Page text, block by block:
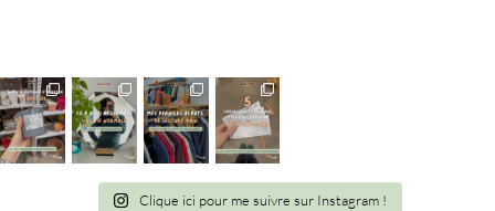
Clique ici pour me suivre sur Instagram !